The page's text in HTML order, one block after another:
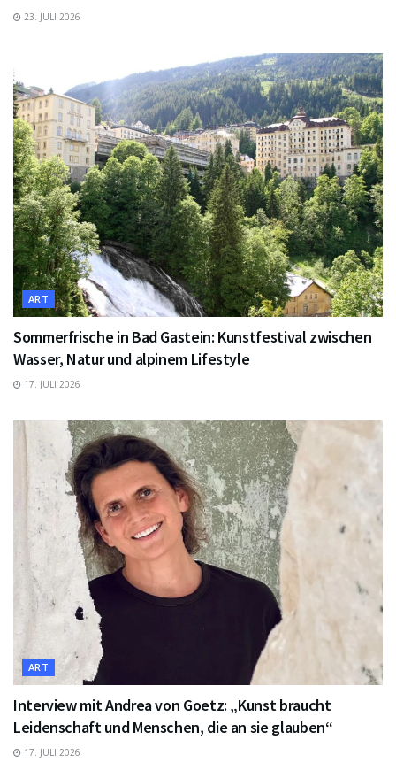
23. JULI 2026
ART
Sommerfrische in Bad Gastein: Kunstfestival zwischen
Wasser, Natur und alpinem Lifestyle
17. JULI 2026
ART
Interview mit Andrea von Goetz: „Kunst braucht
Leidenschaft und Menschen, die an sie glauben“
17. JULI 2026